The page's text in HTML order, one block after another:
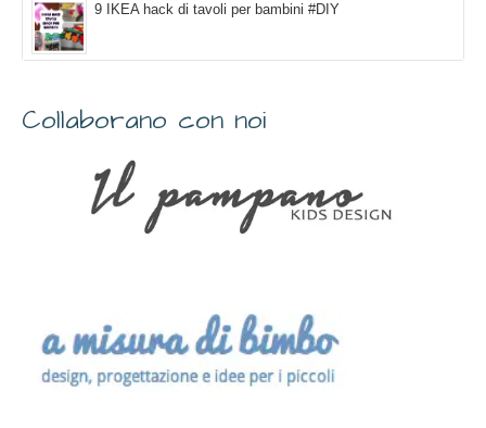
9 IKEA hack di tavoli per bambini #DIY
Collaborano con noi